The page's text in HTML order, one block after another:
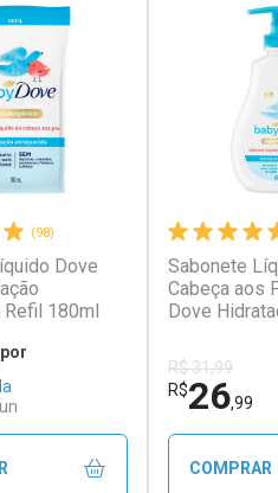
cada
cada
Ativar
Por R$
Por R$
(98)
Dove
Refil 180ml
Sabonete
Cabeça aos
Dove
R$ 31,99
R$26,99
COMPRAR